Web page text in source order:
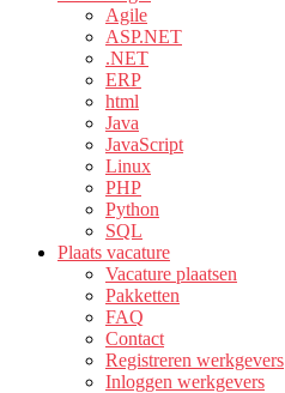
Agile
ASP.NET
.NET
ERP
html
Java
JavaScript
Linux
PHP
Python
SQL
Plaats vacature
Vacature plaatsen
Pakketten
FAQ
Contact
Registreren werkgevers
Inloggen werkgevers